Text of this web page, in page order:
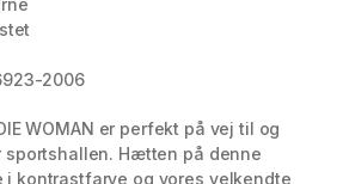
2006
WOMAN er perfekt på vej til og
Hætten på denne
i kontrastfarve og vores velkendte